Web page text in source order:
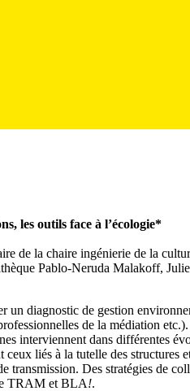
les outils face à l’écologie*
de la chaire ingénierie de la
Pablo-Neruda Malakoff,
un diagnostic de gestion
de la médiation
interviennent dans différentes
liés à la tutelle des
transmission. Des stratégies de
TRAM et BLA!.